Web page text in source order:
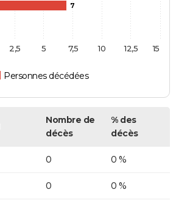
7
Personnes décédées
2,5 5 7,5 10 12,5 15
Nombre de
décès
% des
décès
0 0 %
0 0 %